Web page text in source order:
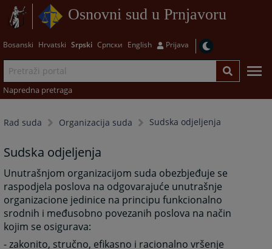
Osnovni sud u Prnjavoru
Bosanski Hrvatski Srpski Српски English Prijava
Napredna pretraga
Rad suda Organizacija suda Sudska odjeljenja
Sudska odjeljenja
Unutrašnjom organizacijom suda obezbjeđuje se
raspodjela poslova na odgovarajuće unutrašnje
organizacione jedinice na principu funkcionalno
srodnih i međusobno povezanih poslova na način
kojim se osigurava:
- zakonito, stručno, efikasno i racionalno vršenje